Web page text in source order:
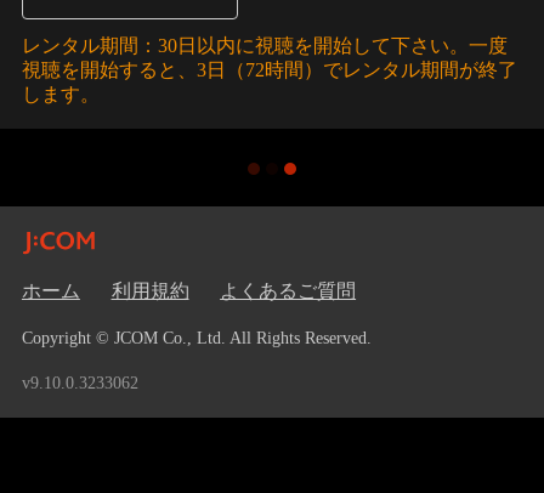
レンタル期間：30日以内に視聴を開始して下さい。一度
視聴を開始すると、3日（72時間）でレンタル期間が終了
します。
ホーム 利用規約 よくあるご質問
Copyright © JCOM Co., Ltd. All Rights Reserved.
v9.10.0.3233062